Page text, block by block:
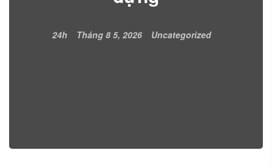
24h Tháng 8 5, 2026 Uncategorized